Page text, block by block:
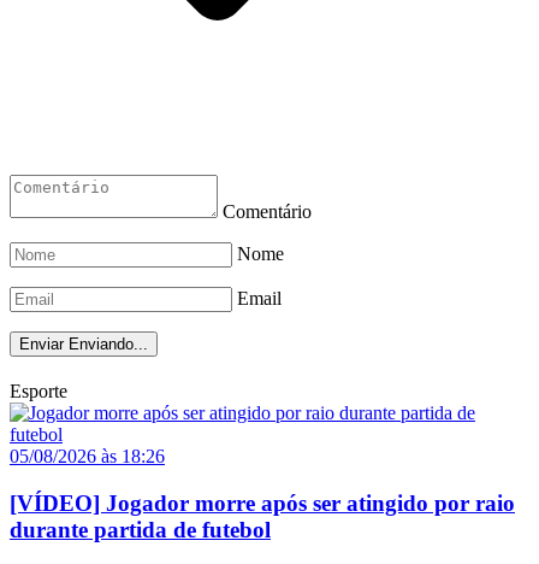
Comentário
Nome
Email
Enviar Enviando...
Esporte
05/08/2026 às 18:26
[VÍDEO] Jogador morre após ser atingido por raio
durante partida de futebol